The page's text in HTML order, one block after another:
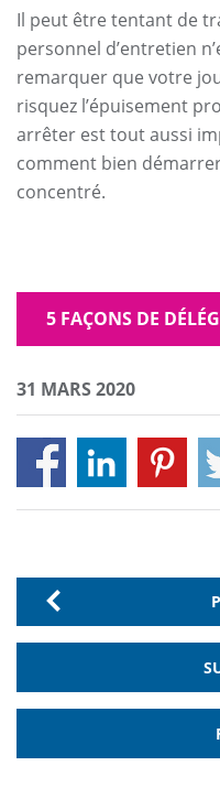
Il peut être tentant de
personnel d’entretien
remarquer que votre
risquez l’épuisement
arrêter est tout aussi
comment bien
concentré.
5 FAÇONS DE
31 MARS 2020